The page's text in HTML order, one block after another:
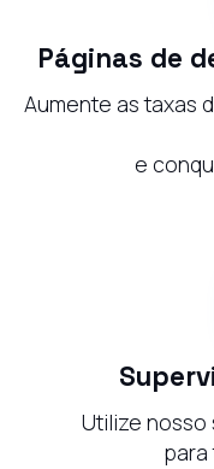
Páginas de
Aumente as taxas
e
Utilize